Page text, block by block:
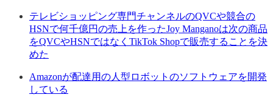
テレビショッピング専門チャンネルのQVCや競合の
HSNで何千億円の売上を作ったJoy Manganoは次の商品
をQVCやHSNではなくTikTok Shopで販売することを決
めた
Amazonが配達用の人型ロボットのソフトウェアを開発
している